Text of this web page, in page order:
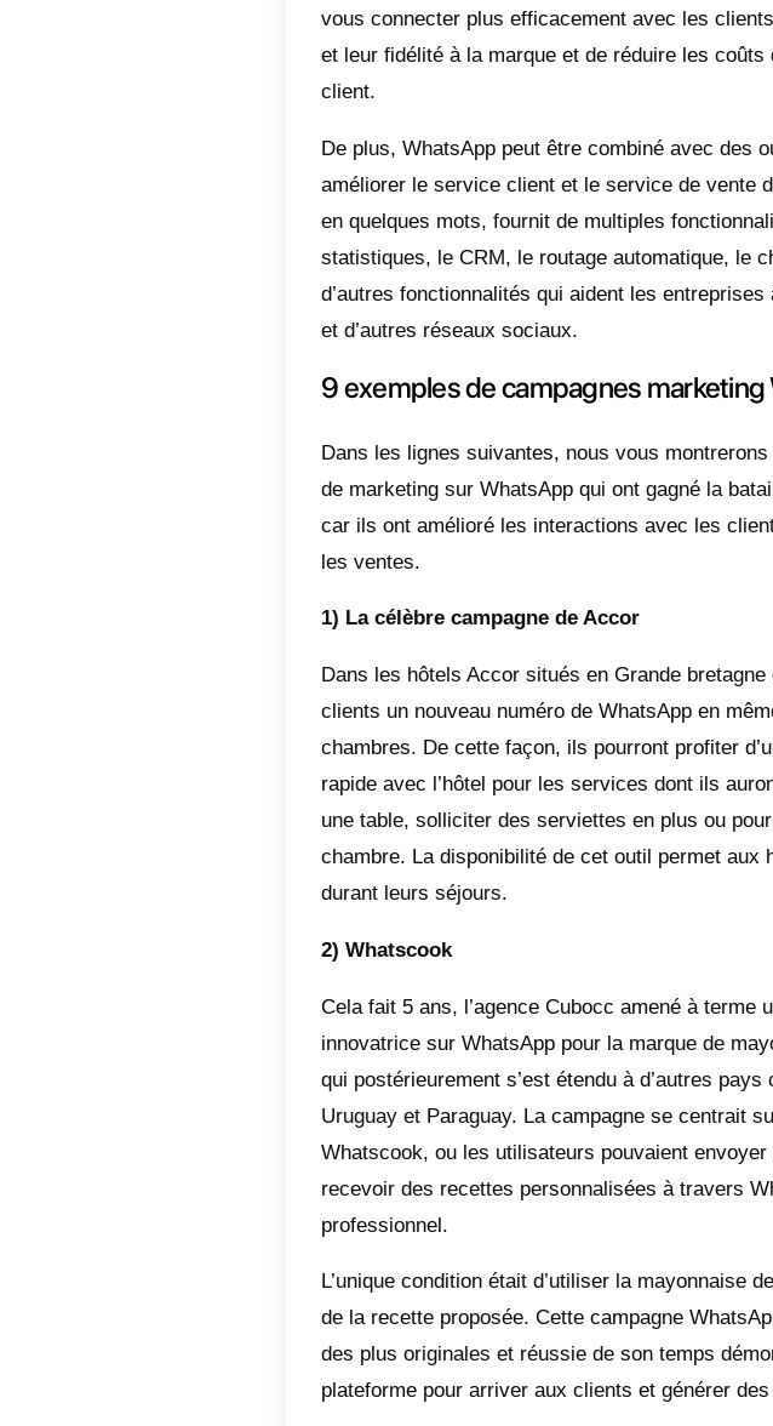
Il existe plusieurs
rapide et efficace de
messages envoyés via
De plus, cela permet une
les messages peuvent
spécifiques.
Un autre avantage est
promotions et des
résoudre rapidement et
clients, ce qui peut
l’entreprise.
Enfin, WhatsApp
œuvre, car elle ne
et aucun investissement
coûteux n’est nécessaire.
Pour toutes ces raisons,
un grand avantage
vous connecter plus
et leur fidélité à la
client.
De plus, WhatsApp peut
améliorer le service client
en quelques mots, fournit